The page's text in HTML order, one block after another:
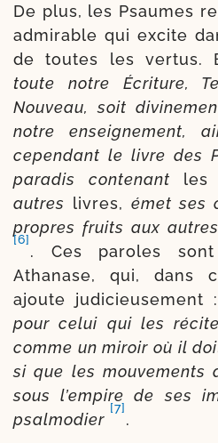
De plus, les Psaumes
admi­rable qui excite
de toutes les ver­tus.
toute notre Écriture,
Nouveau, soit
notre ensei­gne­ment,
cepen­dant le livre des
para­dis conte­nant les
autres livres, émet ses
propres fruits aux
[6]
. Ces paroles
Athanase, qui, dans
ajoute judicieuse­ment :
pour celui qui les
comme un miroir où il
si que les mou­ve­ments
sous l’empire de ses
psal­mo­dier
[7]
.